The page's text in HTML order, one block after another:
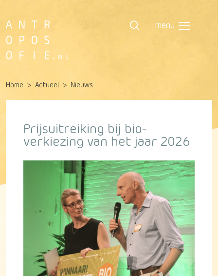
menu
Home Actueel Nieuws
Prijsuitreiking bij bio-
verkiezing van het jaar 2026